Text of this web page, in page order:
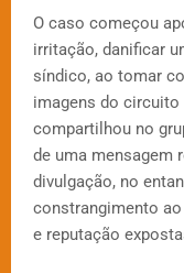
O caso começou
irritação, danificar
síndico, ao tomar
imagens do circuito
compartilhou no
de uma mensagem
divulgação, no
constrangimento
e reputação